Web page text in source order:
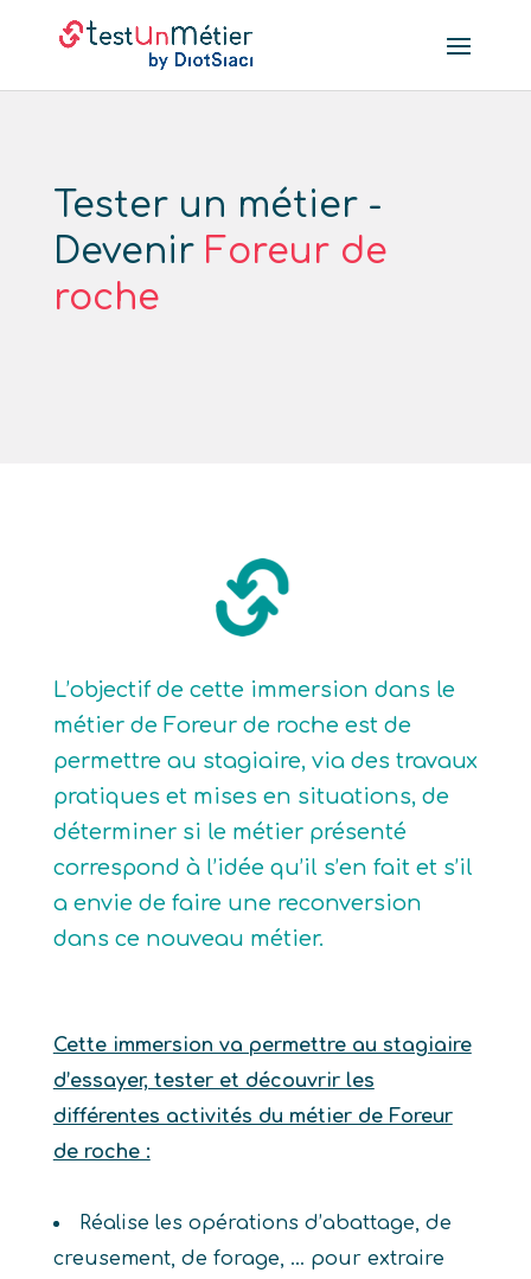
Tester un métier -
Devenir Foreur de
roche
L’objectif de cette immersion dans le
métier de Foreur de roche est de
permettre au stagiaire, via des travaux
pratiques et mises en situations, de
déterminer si le métier présenté
correspond à l’idée qu’il s’en fait et s’il
a envie de faire une reconversion
dans ce nouveau métier.
Cette immersion va permettre au stagiaire
d’essayer, tester et découvrir les
différentes activités du métier de Foreur
de roche :
Réalise les opérations d’abattage, de
creusement, de forage, … pour extraire